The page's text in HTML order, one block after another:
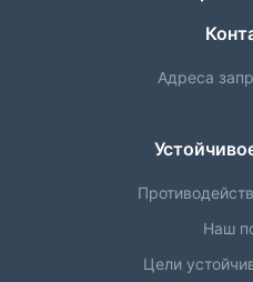
Адреса
Наш
Цели